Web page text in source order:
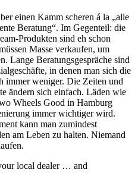
einen Kamm scheren á la „alle
Beratung“. Im Gegenteil: die
Produkten sind eh schon
Masse verkaufen, um
Lange Beratungsgespräche sind
in denen man sich die
immer weniger. Die Zeiten und
ändern sich einfach. Läden wie
Wheels Good in Hamburg
immer wichtiger wird.
kann man zumindest
am Leben zu halten. Niemand
local dealer … and